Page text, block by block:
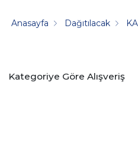
Anasayfa Dağıtılacak
Kategoriye Göre Alışveriş